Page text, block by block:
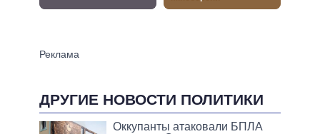
ДРУГИЕ НОВОСТИ ПОЛИТИКИ
Оккупанты атаковали БПЛА